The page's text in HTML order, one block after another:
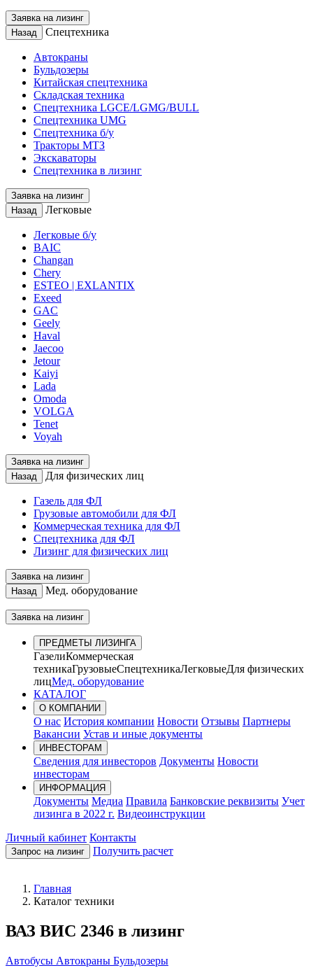
Заявка на лизинг
Назад
Спецтехника
Автокраны
Бульдозеры
Китайская спецтехника
Складская техника
Спецтехника LGCE/LGMG/BULL
Спецтехника UMG
Спецтехника б/у
Тракторы МТЗ
Экскаваторы
Спецтехника в лизинг
Заявка на лизинг
Назад
Легковые
Легковые б/у
BAIC
Changan
Chery
ESTEO | EXLANTIX
Exeed
GAC
Geely
Haval
Jaecoo
Jetour
Kaiyi
Lada
Omoda
VOLGA
Tenet
Voyah
Заявка на лизинг
Назад
Для физических лиц
Газель для ФЛ
Грузовые автомобили для ФЛ
Коммерческая техника для ФЛ
Спецтехника для ФЛ
Лизинг для физических лиц
Заявка на лизинг
Назад
Мед. оборудование
Заявка на лизинг
ПРЕДМЕТЫ ЛИЗИНГА
ГазелиКоммерческая
техникаГрузовыеСпецтехникаЛегковыеДля физических
лицМед. оборудование
КАТАЛОГ
О КОМПАНИИ
О нас История компании Новости Отзывы Партнеры
Вакансии Устав и иные документы
ИНВЕСТОРАМ
Сведения для инвесторов Документы Новости
инвесторам
ИНФОРМАЦИЯ
Документы Медиа Правила Банковские реквизиты Учет
лизинга в 2022 г. Видеоинструкции
Личный кабинет Контакты
Запрос на лизинг Получить расчет
Главная
Каталог техники
ВАЗ ВИС 2346 в лизинг
Автобусы Автокраны Бульдозеры